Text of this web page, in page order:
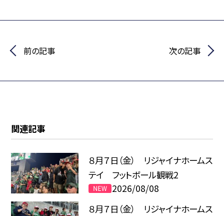
前の記事 次の記事
関連記事
８月７日（金） リジャイナホームス
テイ フットボール観戦2
2026/08/08
８月７日（金） リジャイナホームス